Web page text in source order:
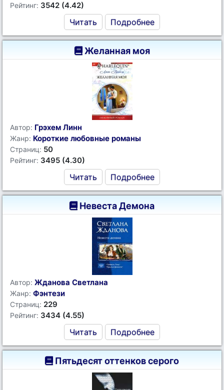
Рейтинг: 3542 (4.42)
Читать Подробнее
Желанная моя
Автор: Грэхем Линн
Жанр: Короткие любовные романы
Страниц: 50
Рейтинг: 3495 (4.30)
Читать Подробнее
Невеста Демона
Автор: Жданова Светлана
Жанр: Фэнтези
Страниц: 229
Рейтинг: 3434 (4.55)
Читать Подробнее
Пятьдесят оттенков серого